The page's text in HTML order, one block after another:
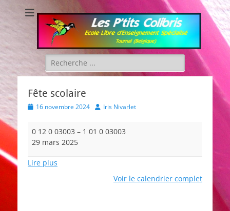
Les P'tits Colibris
Rechercher :
Fête scolaire
Posted16 novembre 2024 AuthorIris Nivarlet
Fête
scolaire
0 12 0 03003 – 1 01 0 03003
29 mars 2025
Lire plus
Voir le calendrier complet